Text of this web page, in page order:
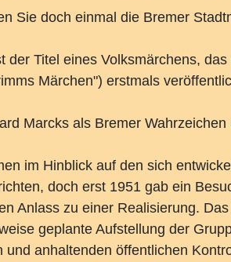
Sie doch einmal die Bremer
der Titel eines Volksmärchens,
Märchen") erstmals
Marcks als Bremer Wahrzeichen
im Hinblick auf den sich
doch erst 1951 gab ein
Anlass zu einer Realisierung.
geplante Aufstellung der
und anhaltenden öffentlichen